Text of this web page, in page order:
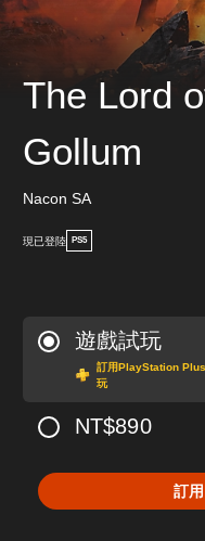
The Lord
Gollum
Nacon SA
現已登陸 PS5
遊戲試玩
訂用PlayStation Plus
玩
NT$890
訂用